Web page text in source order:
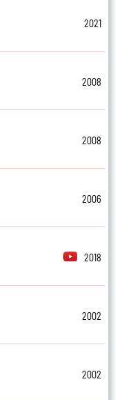
2021
2008
2008
2006
2018
2002
2002